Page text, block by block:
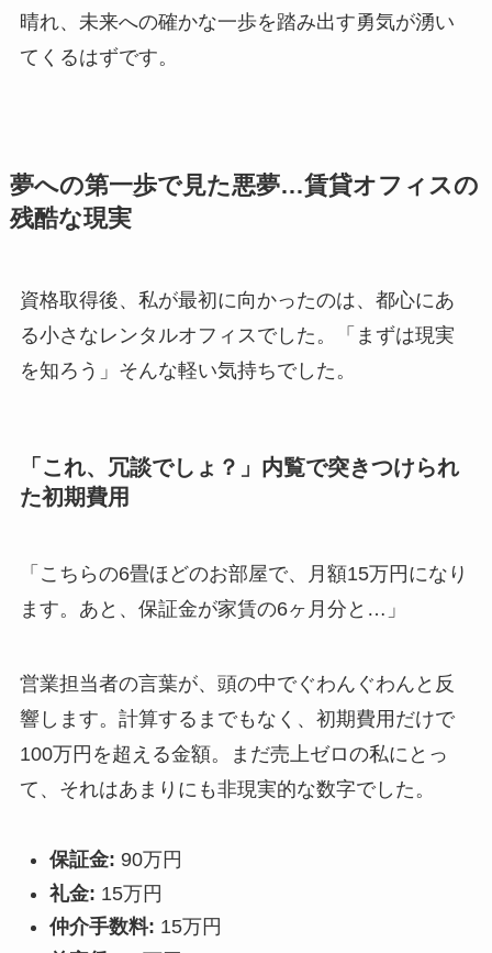
晴れ、未来への確かな一歩を踏み出す勇気が湧い
てくるはずです。
夢への第一歩で見た悪夢…賃貸オフィスの
残酷な現実
資格取得後、私が最初に向かったのは、都心にあ
る小さなレンタルオフィスでした。「まずは現実
を知ろう」そんな軽い気持ちでした。
「これ、冗談でしょ？」内覧で突きつけられ
た初期費用
「こちらの6畳ほどのお部屋で、月額15万円になり
ます。あと、保証金が家賃の6ヶ月分と…」
営業担当者の言葉が、頭の中でぐわんぐわんと反
響します。計算するまでもなく、初期費用だけで
100万円を超える金額。まだ売上ゼロの私にとっ
て、それはあまりにも非現実的な数字でした。
保証金: 90万円
礼金: 15万円
仲介手数料: 15万円